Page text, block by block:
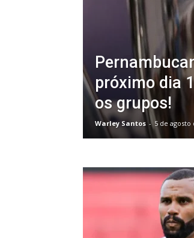
próximo dia
os grupos!
Warley Santos - 5 de agosto